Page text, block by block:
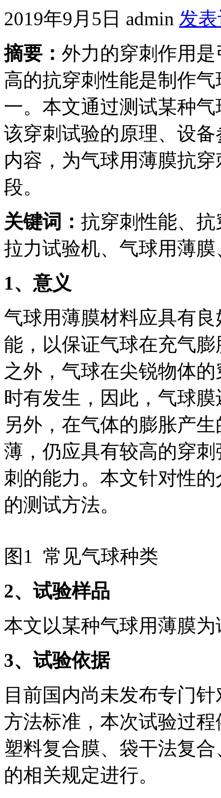
2019年9月5日 admin 发
摘要： 外力的穿刺作用
高的抗穿刺性能是制作
一。本文通过测试某种
该穿刺试验的原理、设
内容，为气球用薄膜抗
段。
关键词： 抗穿刺性能、
拉力试验机、气球用薄
1、意义
气球用薄膜材料应具有
能，以保证气球在充气
之外，气球在尖锐物体
时有发生，因此，气球
另外，在气体的膨胀产
薄，仍应具有较高的穿
刺的能力。本文针对性
的测试方法。
图1 常见气球种类
2、试验样品
本文以某种气球用薄膜
3、试验依据
目前国内尚未发布专门
方法标准，本次试验过程
塑料复合膜、袋干法复
的相关规定进行。